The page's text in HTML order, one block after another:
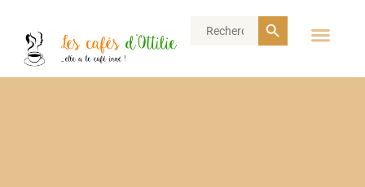
Search
Search Button